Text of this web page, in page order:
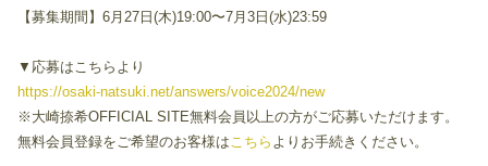
【募集期間】6月27日(木)19:00〜7月3日(水)23:59
▼応募はこちらより
https://osaki-natsuki.net/answers/voice2024/new
※大崎捺希OFFICIAL SITE無料会員以上の方がご応募いただけます。
無料会員登録をご希望のお客様はこちら よりお手続きください。